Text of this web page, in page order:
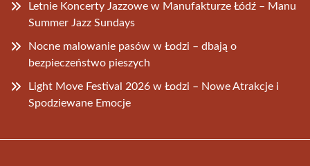
Letnie Koncerty Jazzowe w Manufakturze Łódź – Manu
Summer Jazz Sundays
Nocne malowanie pasów w Łodzi – dbają o
bezpieczeństwo pieszych
Light Move Festival 2026 w Łodzi – Nowe Atrakcje i
Spodziewane Emocje